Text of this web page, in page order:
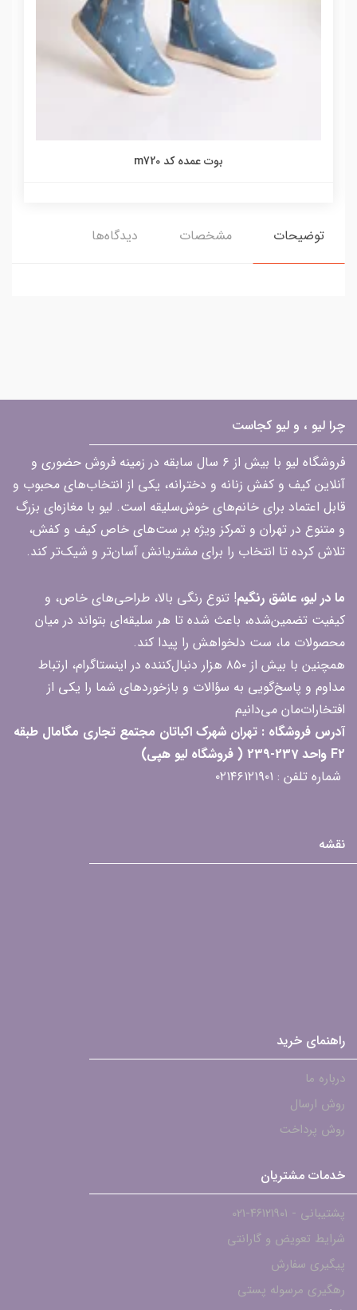
بوت عمده کد m720
توضیحات مشخصات دیدگاه‌ها
چرا لیو ، و لیو کجاست
فروشگاه لیو با بیش از ۶ سال سابقه در زمینه فروش حضوری و
آنلاین کیف و کفش زنانه و دخترانه، یکی از انتخاب‌های محبوب و
قابل اعتماد برای خانم‌های خوش‌سلیقه است. لیو با مغازه‌ای بزرگ
و متنوع در تهران و تمرکز ویژه بر ست‌های خاص کیف و کفش،
تلاش کرده تا انتخاب را برای مشتریانش آسان‌تر و شیک‌تر کند.
ما در لیو، عاشق رنگیم! تنوع رنگی بالا، طراحی‌های خاص، و
کیفیت تضمین‌شده، باعث شده تا هر سلیقه‌ای بتواند در میان
محصولات ما، ست دلخواهش را پیدا کند.
همچنین با بیش از ۸۵۰ هزار دنبال‌کننده در اینستاگرام، ارتباط
مداوم و پاسخ‌گویی به سؤالات و بازخوردهای شما را یکی از
افتخارات‌مان می‌دانیم
آدرس فروشگاه : تهران شهرک اکباتان مجتمع تجاری مگامال طبقه
F2 واحد 237-239 ( فروشگاه لیو هپی)
شماره تلفن : ۰۲۱۴۶۱۲۱۹۰۱
نقشه
راهنمای خرید
درباره ما
روش ارسال
روش پرداخت
خدمات مشتریان
پشتیبانی - ۴۶۱۲۱۹۰۱-021
شرایط تعویض و گارانتی
پیگیری سفارش
رهگیری مرسوله پستی